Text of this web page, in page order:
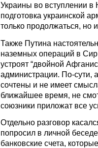
Украины во вступлении в
подготовка украинской
только продолжаться, но
Также Путина
наземных операций в
устроят “двойной
администрации. По-сути,
сочтены и не имеет
ближайшее время, не
союзники приложат все
Отдельно разговор
попросил в личной
банковские счета,